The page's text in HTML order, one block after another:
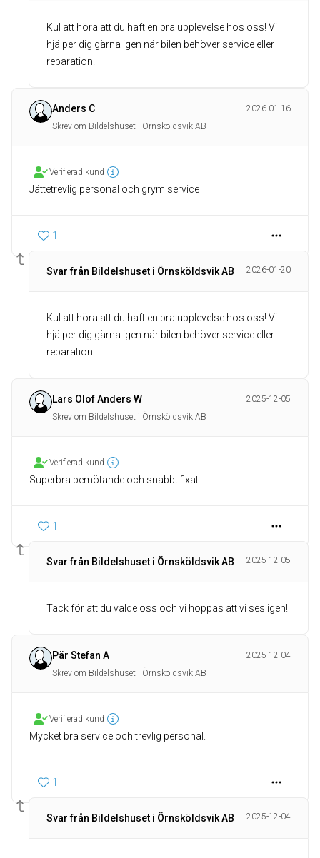
Kul att höra att du haft en bra upplevelse hos oss! Vi
hjälper dig gärna igen när bilen behöver service eller
reparation.
Anders C
2026-01-16
Skrev om Bildelshuset i Örnsköldsvik AB
Verifierad kund
Jättetrevlig personal och grym service
1
Svar från Bildelshuset i Örnsköldsvik AB 2026-01-20
Kul att höra att du haft en bra upplevelse hos oss! Vi
hjälper dig gärna igen när bilen behöver service eller
reparation.
Lars Olof Anders W
2025-12-05
Skrev om Bildelshuset i Örnsköldsvik AB
Verifierad kund
Superbra bemötande och snabbt fixat.
1
Svar från Bildelshuset i Örnsköldsvik AB 2025-12-05
Tack för att du valde oss och vi hoppas att vi ses igen!
Pär Stefan A
2025-12-04
Skrev om Bildelshuset i Örnsköldsvik AB
Verifierad kund
Mycket bra service och trevlig personal.
1
Svar från Bildelshuset i Örnsköldsvik AB 2025-12-04